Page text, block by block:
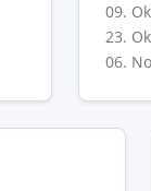
09.
23.
06.